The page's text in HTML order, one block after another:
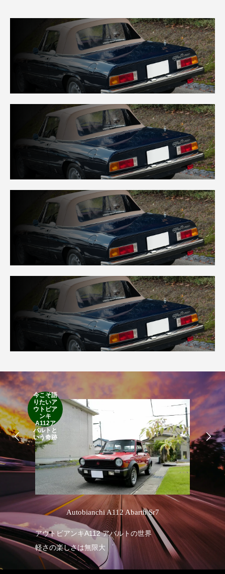
今こそ語
りたいア
ウトビア
ンキ
A112ア
バルトと
いう奇跡
Autobianchi A112 Abarth Sr7
アウトビアンキA112 アバルトの世界
軽さの楽しさは無限大